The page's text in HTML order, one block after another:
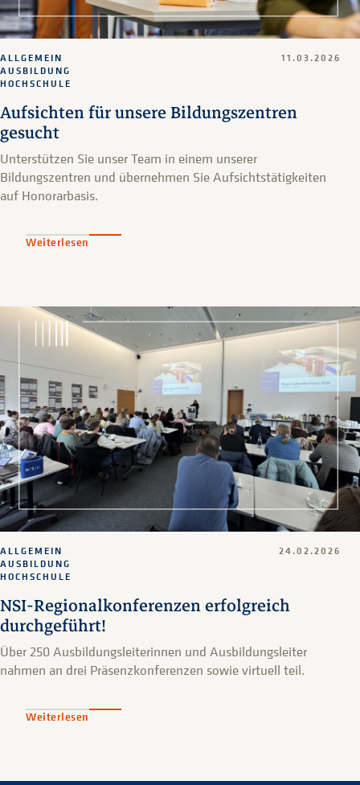
Aufsichten für unsere Bildungszentren
gesucht
ALLGEMEIN
AUSBILDUNG
HOCHSCHULE
11.03.2026
Unterstützen Sie unser Team in einem unserer
Bildungszentren und übernehmen Sie Aufsichtstätigkeiten
auf Honorarbasis.
Weiterlesen
NSI-Regionalkonferenzen erfolgreich
durchgeführt!
ALLGEMEIN
AUSBILDUNG
HOCHSCHULE
24.02.2026
Über 250 Ausbildungsleiterinnen und Ausbildungsleiter
nahmen an drei Präsenzkonferenzen sowie virtuell teil.
Weiterlesen